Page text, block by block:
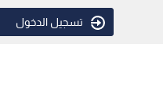
تسجيل الدخول